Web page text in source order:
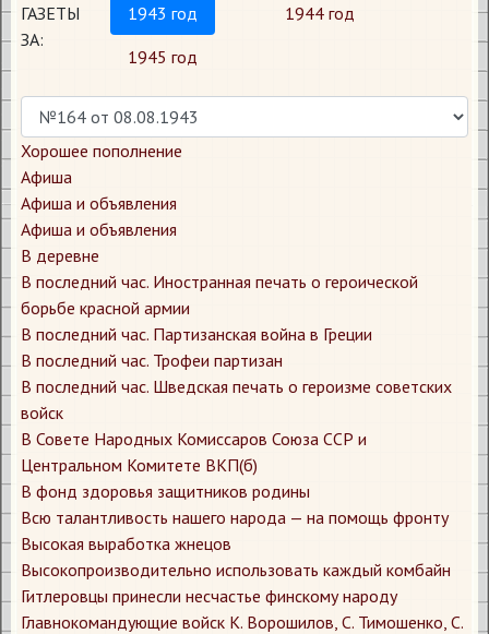
ГАЗЕТЫ
ЗА:
1943 год
1944 год
1945 год
Хорошее пополнение
Афиша
Афиша и объявления
Афиша и объявления
В деревне
В последний час. Иностранная печать о героической
борьбе красной армии
В последний час. Партизанская война в Греции
В последний час. Трофеи партизан
В последний час. Шведская печать о героизме советских
войск
В Совете Народных Комиссаров Союза ССР и
Центральном Комитете ВКП(б)
В фонд здоровья защитников родины
Всю талантливость нашего народа — на помощь фронту
Высокая выработка жнецов
Высокопроизводительно использовать каждый комбайн
Гитлеровцы принесли несчастье финскому народу
Главнокомандующие войск К. Ворошилов, С. Тимошенко, С.